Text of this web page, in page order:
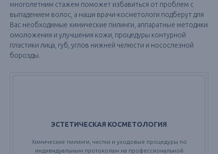
многолетним стажем поможет избавиться от проблем с
выпадением волос, а наши врачи-косметологи подберут для
Вас необходимые химические пилинги, аппаратные методики
омоложения и улучшения кожи, процедуры контурной
пластики лица, губ, углов нижней челюсти и носослезной
борозды.
ЭСТЕТИЧЕСКАЯ КОСМЕТОЛОГИЯ
Химические пилинги, чистки и уходовые процедуры по
индивидуальным протоколам на профессиональной